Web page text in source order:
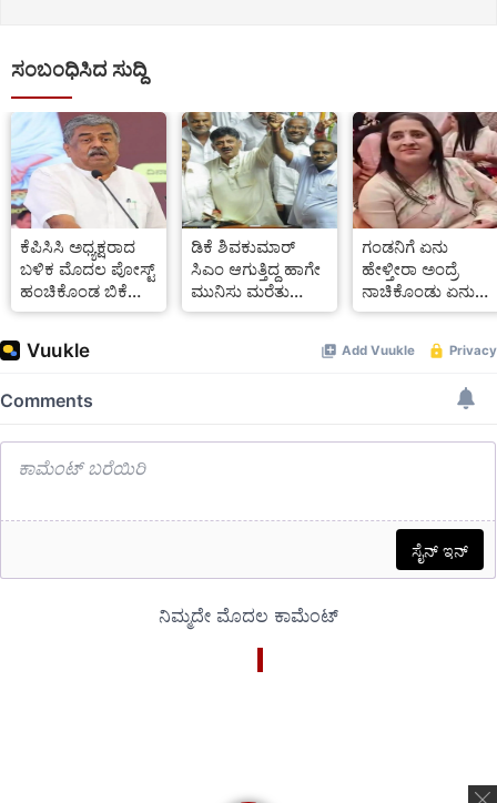
ಸಂಬಂಧಿಸಿದ ಸುದ್ದಿ
ಕೆಪಿಸಿಸಿ ಅಧ್ಯಕ್ಷರಾದ
ಬಳಿಕ ಮೊದಲ ಪೋಸ್ಟ್
ಹಂಚಿಕೊಂಡ ಬಿಕೆ
ಹರಿಪ್ರಸಾದ್
ಡಿಕೆ ಶಿವಕುಮಾರ್
ಸಿಎಂ ಆಗುತ್ತಿದ್ದ ಹಾಗೇ
ಮುನಿಸು ಮರೆತು
ವಿಶೇಷವಾಗಿ ವಿಶ್
ಗಂಡನಿಗೆ ಏನು
ಹೇಳ್ತೀರಾ ಅಂದ್ರೆ
ನಾಚಿಕೊಂಡು ಏನು
ಹೇಳಿದ್ರು ನೋಡಿ ಡಿಕೆ
Video